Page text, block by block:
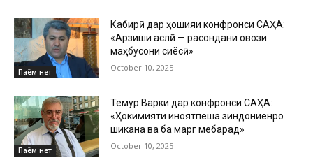
Паём нет
Кабирӣ дар ҳошияи конфронси САҲА:
«Арзиши аслӣ — расондани овози
маҳбусони сиёсӣ»
October 10, 2025
Паём нет
Темур Варки дар конфронси САҲА:
«Ҳокимияти ҷиноятпеша зиндониёнро
шиканҷа ва ба марг мебарад»
October 10, 2025